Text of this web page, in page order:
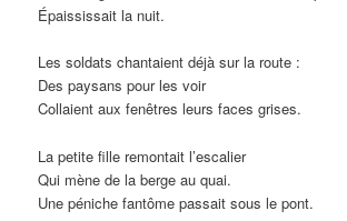
Épaississait la nuit.
Les soldats chantaient déjà sur la route :
Des paysans pour les voir
Collaient aux fenêtres leurs faces grises.
La petite fille remontait l’escalier
Qui mène de la berge au quai.
Une péniche fantôme passait sous le pont.